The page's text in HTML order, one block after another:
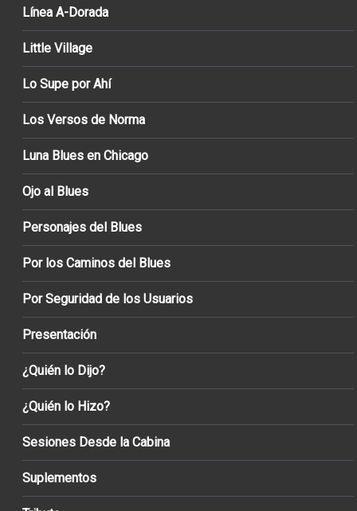
Línea A-Dorada
Little Village
Lo Supe por Ahí
Los Versos de Norma
Luna Blues en Chicago
Ojo al Blues
Personajes del Blues
Por los Caminos del Blues
Por Seguridad de los Usuarios
Presentación
¿Quién lo Dijo?
¿Quién lo Hizo?
Sesiones Desde la Cabina
Suplementos